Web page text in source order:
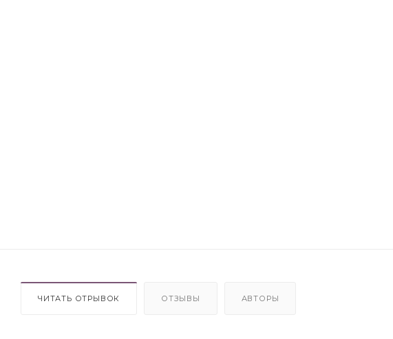
ЧИТАТЬ ОТРЫВОК ОТЗЫВЫ АВТОРЫ